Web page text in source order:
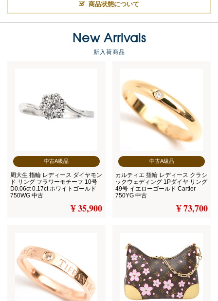
商品状態について
New Arrivals
新入荷商品
中古A級品
周大生 指輪 レディース ダイヤモン
ド リング フラワーモチーフ 10号
D0.06ct 0.17ct ホワイトゴールド
750WG 中古
¥ 35,900
中古A級品
カルティエ 指輪 レディース クラシ
ックウェディング 1Pダイヤ リング
49号 イエローゴールド Cartier
750YG 中古
¥ 73,700